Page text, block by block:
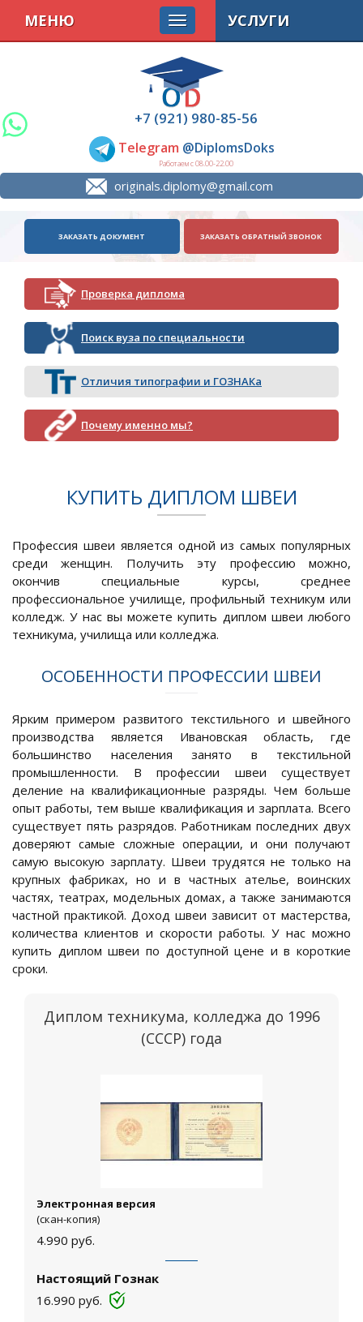
+7 (921) 980-85-56
Telegram @DiplomsDoks
Работаем с 08.00-22.00
originals.diplomy@gmail.com
МЕНЮ
ЗАКАЗАТЬ ДОКУМЕНТ ЗАКАЗАТЬ ОБРАТНЫЙ ЗВОНОК
Проверка диплома
Поиск вуза по специальности
Отличия типографии и ГОЗНАКа
Почему именно мы?
УСЛУГИ
КУПИТЬ ДИПЛОМ ШВЕИ
Профессия швеи является одной из самых популярных
среди женщин. Получить эту профессию можно,
окончив специальные курсы, среднее
профессиональное училище, профильный техникум или
колледж. У нас вы можете купить диплом швеи любого
техникума, училища или колледжа.
ОСОБЕННОСТИ ПРОФЕССИИ ШВЕИ
Ярким примером развитого текстильного и швейного
производства является Ивановская область, где
большинство населения занято в текстильной
промышленности. В профессии швеи существует
деление на квалификационные разряды. Чем больше
опыт работы, тем выше квалификация и зарплата. Всего
существует пять разрядов. Работникам последних двух
доверяют самые сложные операции, и они получают
самую высокую зарплату. Швеи трудятся не только на
крупных фабриках, но и в частных ателье, воинских
частях, театрах, модельных домах, а также занимаются
частной практикой. Доход швеи зависит от мастерства,
количества клиентов и скорости работы. У нас можно
купить диплом швеи по доступной цене и в короткие
сроки.
Диплом техникума, колледжа до 1996
(СССР) года
Электронная версия
(скан-копия)
4.990 руб.
Настоящий Гознак
16.990 руб.